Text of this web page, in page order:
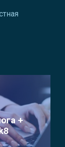
+